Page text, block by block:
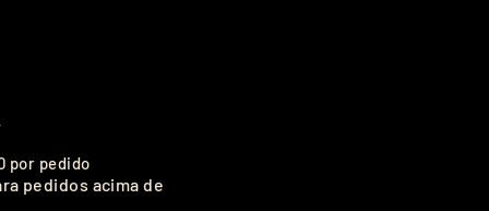
por pedido
pedidos acima de